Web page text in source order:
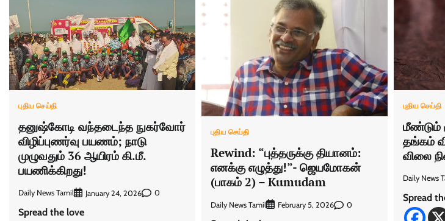
புதிய செய்தி
தனுஷ்கோடி வந்தடைந்த நுகர்வோர்
விழிப்புணர்வு பயணம்; நாடு
முழுவதும் 36 ஆயிரம் கி.மீ.
பயணிக்கிறது!
Daily News Tamil January 24, 2026 0
Spread the love
புதிய செய்தி
Rewind: “புத்தருக்கு தியானம்:
எனக்கு எழுத்து!”- ஜெயமோகன்
(பாகம் 2) – Kumudam
Daily News Tamil February 5, 2026 0
புதிய செய்தி
மீண்டும்
தங்கம்
விலை
Daily News
Spread